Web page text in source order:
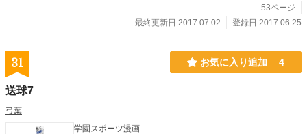
53ページ
最終更新日 2017.07.02
登録日 2017.06.25
31 お気に入り追加 4
送球7
弓葉
学園スポーツ漫画